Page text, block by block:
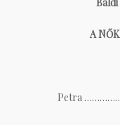
A
Petra